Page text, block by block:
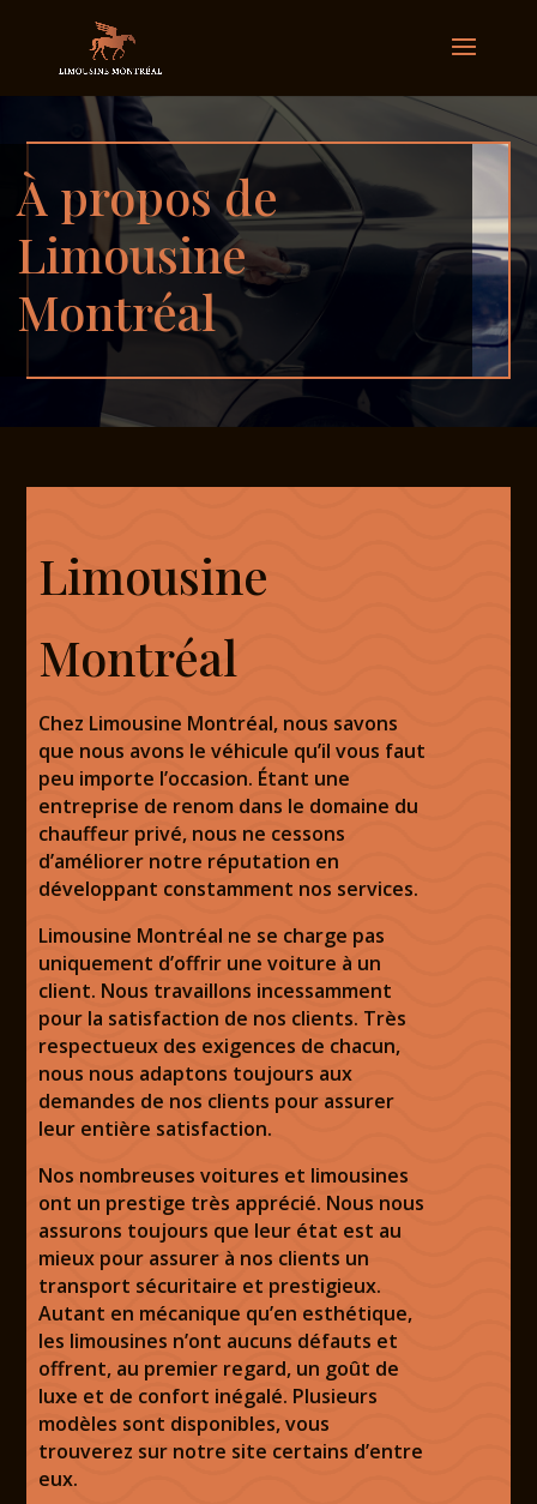
À propos de
Limousine
Montréal
Limousine
Montréal
Chez Limousine Montréal, nous savons
que nous avons le véhicule qu’il vous faut
peu importe l’occasion. Étant une
entreprise de renom dans le domaine du
chauffeur privé, nous ne cessons
d’améliorer notre réputation en
développant constamment nos services.
Limousine Montréal ne se charge pas
uniquement d’offrir une voiture à un
client. Nous travaillons incessamment
pour la satisfaction de nos clients. Très
respectueux des exigences de chacun,
nous nous adaptons toujours aux
demandes de nos clients pour assurer
leur entière satisfaction.
Nos nombreusesvoitures et limousines
ont un prestige très apprécié. Nous nous
assurons toujours que leur état est au
mieux pour assurer à nos clients un
transport sécuritaire et prestigieux.
Autant en mécanique qu’en esthétique,
les limousines n’ont aucuns défauts et
offrent, au premier regard, un goût de
luxe et de confort inégalé. Plusieurs
modèles sont disponibles, vous
trouverez sur notre site certains d’entre
eux.